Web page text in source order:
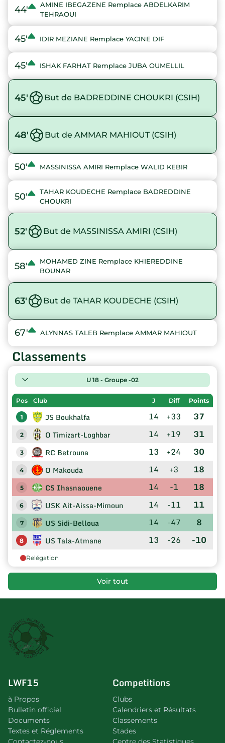
44'
AMINE IBEGAZENE Remplace ABDELKARIM
TEHRAOUI
45' IDIR MEZIANE Remplace YACINE DIF
45' ISHAK FARHAT Remplace JUBA OUMELLIL
45' But de BADREDDINE CHOUKRI (CSIH)
48' But de AMMAR MAHIOUT (CSIH)
50' MASSINISSA AMIRI Remplace WALID KEBIR
50'
TAHAR KOUDECHE Remplace BADREDDINE
CHOUKRI
52' But de MASSINISSA AMIRI (CSIH)
58'
MOHAMED ZINE Remplace KHIEREDDINE
BOUNAR
63' But de TAHAR KOUDECHE (CSIH)
67' ALYNNAS TALEB Remplace AMMAR MAHIOUT
Classements
U 18 - Groupe -02
Pos Club J Diff Points
1 JS Boukhalfa 14 +33 37
2 O Timizart-Loghbar 14 +19 31
3 RC Betrouna 13 +24 30
4 O Makouda 14 +3 18
5 CS Ihasnaouene 14 -1 18
6 USK Ait-Aissa-Mimoun 14 -11 11
7 US Sidi-Belloua 14 -47 8
8 US Tala-Atmane 13 -26 -10
Relégation
Voir tout
LWF15
à Propos
Bulletin officiel
Documents
Textes et Réglements
Competitions
Clubs
Calendriers et Résultats
Classements
Stades